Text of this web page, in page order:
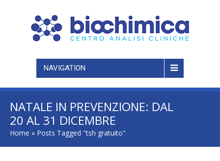
NAVIGATION
NATALE IN PREVENZIONE: DAL
20 AL 31 DICEMBRE
CONTROLLO TSH GRATUITO.
SCOPRI I DETTAGLI
Home » Posts Tagged "tsh gratuito"